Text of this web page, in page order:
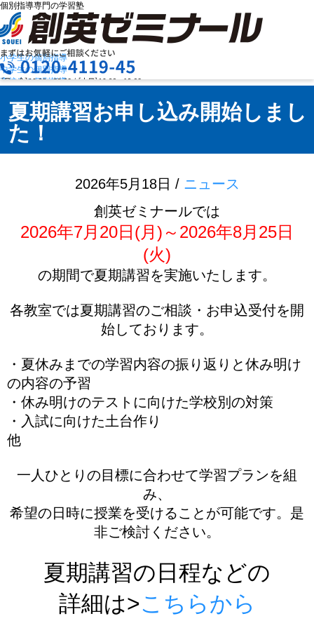
個別指導専門の学習塾
資料請求
小学生の個別指導
中学生の個別指導
高校生の個別指導
授業料を知りたい
教室検索
まずは
お気軽にご相談ください
［月～金］10:00～22:00 / ［土日］10:00～19:00
夏期講習お申し込み開始しまし
た！
2026年5月18日 / ニュース
創英ゼミナールでは
2026年7月20日(月)～2026年8月25日
(火)
の期間で夏期講習を実施いたします。
各教室では夏期講習のご相談・お申込受付を開
始しております。
・夏休みまでの学習内容の振り返りと休み明け
の内容の予習
・休み明けのテストに向けた学校別の対策
・入試に向けた土台作り
他
一人ひとりの目標に合わせて学習プランを組
み、
希望の日時に授業を受けることが可能です。是
非ご検討ください。
夏期講習の日程などの
詳細は>こちらから